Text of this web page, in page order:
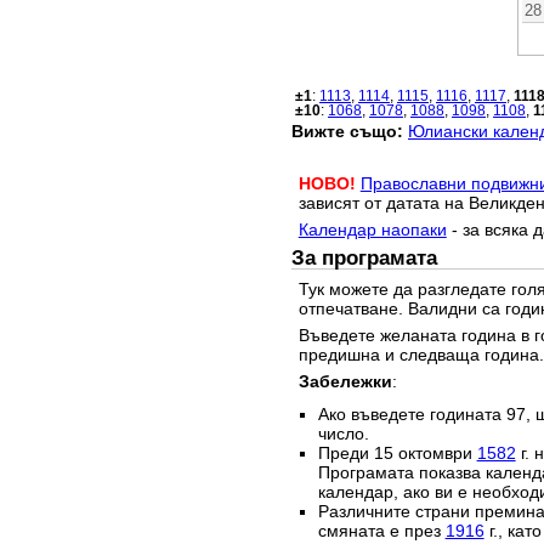
28
±1: 1113 1114 1115 1116 1117 1118
±10: 1068 1078 1088 1098 1108
Вижте също: Юлиански
НОВО! Православни
зависят от датата на Великден.
Календар наопаки - за всяка
За програмата
Тук можете да разгледате
отпечатване. Валидни са
Въведете желаната година в
предишна и следваща година.
Забележки:
Ако въведете годината 97,
число.
Преди 15 октомври 1582 г.
Програмата показва
календар, ако ви е
Различните страни
смяната е през 1916г.,